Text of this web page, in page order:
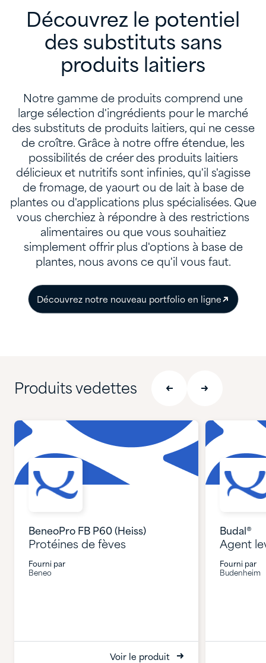
Découvrez le potentiel
des substituts sans
produits laitiers
Notre gamme de produits comprend une
large sélection d'ingrédients pour le marché
des substituts de produits laitiers, qui ne cesse
de croître. Grâce à notre offre étendue, les
possibilités de créer des produits laitiers
délicieux et nutritifs sont infinies, qu'il s'agisse
de fromage, de yaourt ou de lait à base de
plantes ou d'applications plus spécialisées. Que
vous cherchiez à répondre à des restrictions
alimentaires ou que vous souhaitiez
simplement offrir plus d'options à base de
plantes, nous avons ce qu'il vous faut.
Découvrez notre nouveau portfolio en ligne
Produits vedettes
BeneoPro FB P60 (Heiss)
Protéines de fèves
Fourni par
Beneo
Voir le produit
Budal®
Agent
Fourni par
Budenheim